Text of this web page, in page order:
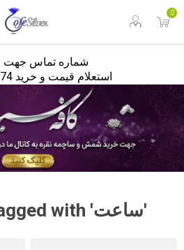
0
استعلام قیمت و خرید 09120149274
Products tagged with 'ساعت'